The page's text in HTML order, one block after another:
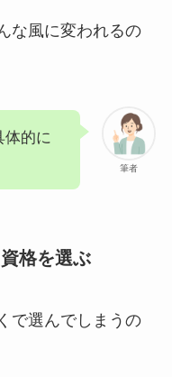
な風に変われるの
筆者
体的に
格を選ぶ
で選んでしまうの